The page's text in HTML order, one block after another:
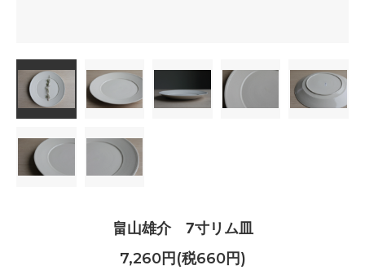
畠山雄介 7寸リム皿
7,260円(税660円)